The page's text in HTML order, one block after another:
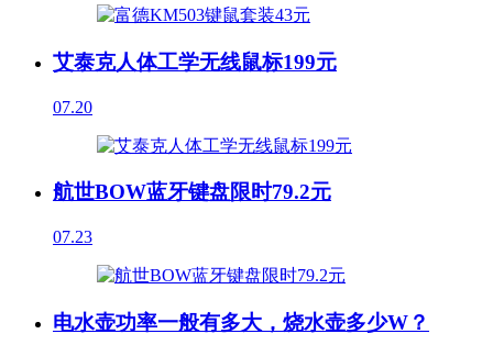
艾泰克人体工学无线鼠标199元
07.20
航世BOW蓝牙键盘限时79.2元
07.23
电水壶功率一般有多大，烧水壶多少W？